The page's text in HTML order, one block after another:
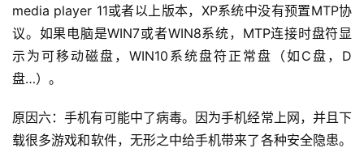
media player 11或者以上版本，XP系统中没有预置MTP协
议。如果电脑是WIN7或者WIN8系统，MTP连接时盘符显
示为可移动磁盘，WIN10系统盘符正常盘（如C盘，D
盘…）。
原因六：手机有可能中了病毒。因为手机经常上网，并且下
载很多游戏和软件，无形之中给手机带来了各种安全隐患。